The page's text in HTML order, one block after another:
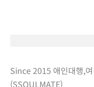
Since 2015 애인대행,
(SSOULMATE)